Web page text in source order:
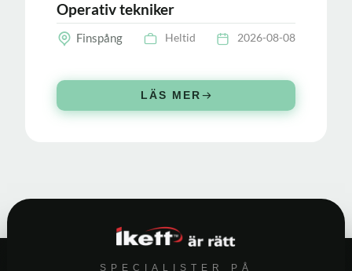
Operativ tekniker
Finspång Heltid 2026-08-08
LÄS MER
SPECIALISTER PÅ